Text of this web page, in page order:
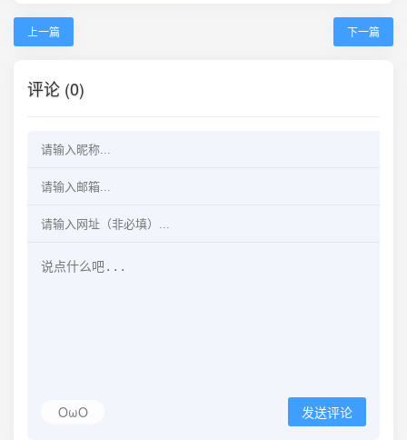
上一篇 下一篇
评论 (0)
OωO 发送评论